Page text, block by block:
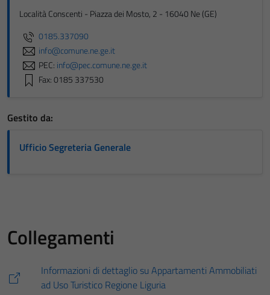
Località Conscenti - Piazza dei Mosto, 2 - 16040 Ne (GE)
0185.337090
info@comune.ne.ge.it
PEC: info@pec.comune.ne.ge.it
Fax: 0185 337530
Gestito da:
Ufficio Segreteria Generale
Collegamenti
Informazioni di dettaglio su Appartamenti Ammobiliati
ad Uso Turistico Regione Liguria